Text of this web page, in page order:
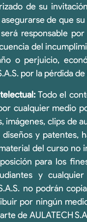
de su
de que
responsable
del
o perjuicio,
por la pérdida
Todo el
cualquier medio
imágenes, clips de
diseños y patentes,
del curso no
para los
y
no podrán
por ningún
de AULATECH